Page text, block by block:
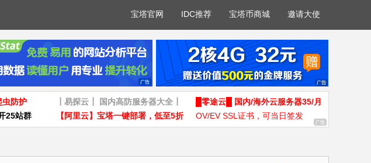
宝塔官网 IDC推荐 宝塔币商城 邀请大使
虫防护 ┃易探云┃ 国内高防服务器大全┃
█零途云█ 国内/海外云服务器35/月
25站群 【阿里云】宝塔一键部署，低至5折 OV/EV SSL证书，可当日签发